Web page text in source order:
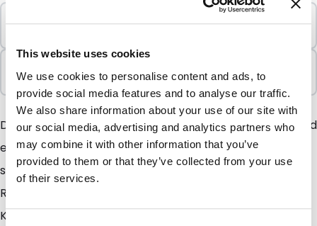
This website uses cookies
We use cookies to personalise content and ads, to
provide social media features and to analyse our traffic.
We also share information about your use of our site with
our social media, advertising and analytics partners who
may combine it with other information that you’ve
provided to them or that they’ve collected from your use
of their services.
100 Einheiten
Die selbstklebenden Transcase Etuis und Dreiecke sind
echte Hingucker die man nicht übersehen kann. Sie
sind aus transparenten PVC gefertigt. An der
Rückseite der Etuis und Dreiecke befindet sich eine
Klebefläche die durch einen Schutzfilm abgedeckt ist.